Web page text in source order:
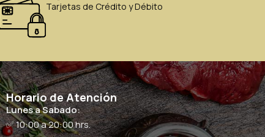
Tarjetas de Crédito y Débito
Horario de Atención
Lunes a Sabado:
✅ 10:00 a 20:00 hrs.